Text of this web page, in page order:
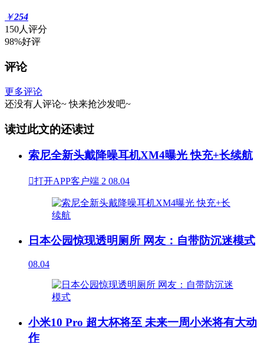
￥254
150人评分
98%好评
评论
更多评论
还没有人评论~ 快来抢沙发吧~
读过此文的还读过
索尼全新头戴降噪耳机XM4曝光 快充+长续航
打开APP客户端 2 08.04
日本公园惊现透明厕所 网友：自带防沉迷模式
08.04
小米10 Pro 超大杯将至 未来一周小米将有大动
作